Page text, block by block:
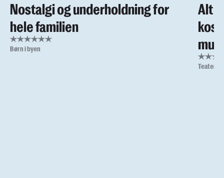
Nostalgi og underholdning for
hele familien
Børn i byen
Alt